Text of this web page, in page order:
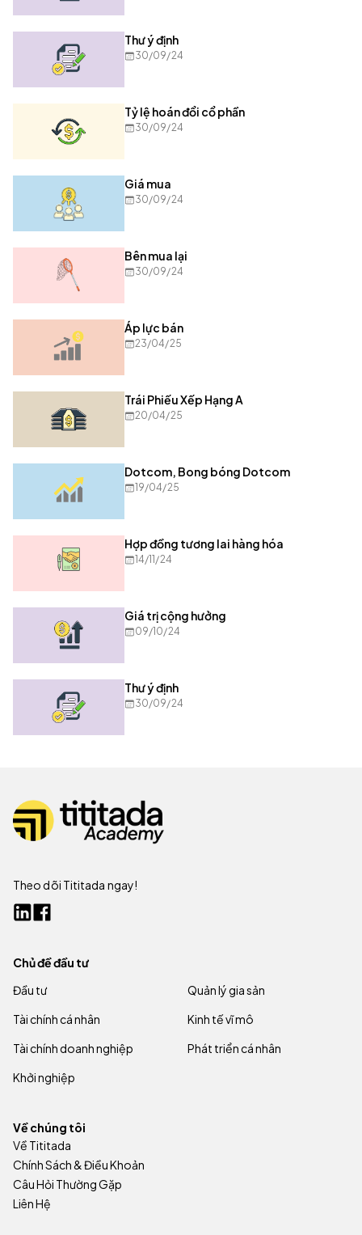
Thư ý định
30/09/24
Tỷ lệ hoán đổi cổ phần
30/09/24
Giá mua
30/09/24
Bên mua lại
30/09/24
Áp lực bán
23/04/25
Trái Phiếu Xếp Hạng A
20/04/25
Dotcom, Bong bóng Dotcom
19/04/25
Hợp đồng tương lai hàng hóa
14/11/24
Giá trị cộng hưởng
09/10/24
Thư ý định
30/09/24
Theo dõi Tititada ngay!
Chủ đề đầu tư
Đầu tư
Quản lý gia sản
Tài chính cá nhân
Kinh tế vĩ mô
Tài chính doanh nghiệp
Phát triển cá nhân
Khởi nghiệp
Về chúng tôi
Về Tititada
Chính Sách & Điều Khoản
Câu Hỏi Thường Gặp
Liên Hệ